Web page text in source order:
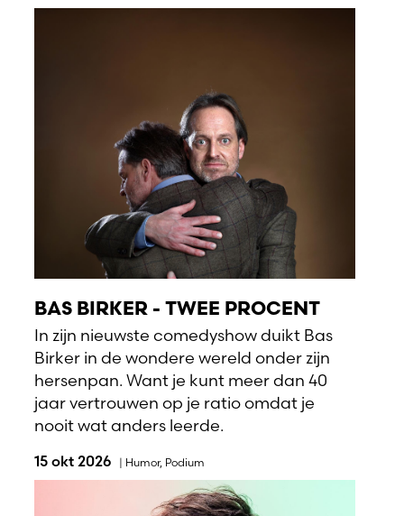
BAS BIRKER - TWEE PROCENT
In zijn nieuwste comedyshow duikt Bas
Birker in de wondere wereld onder zijn
hersenpan. Want je kunt meer dan 40
jaar vertrouwen op je ratio omdat je
nooit wat anders leerde.
15 okt 2026 | Humor, Podium